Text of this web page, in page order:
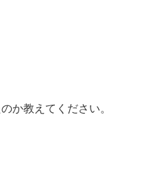
か教えてください。